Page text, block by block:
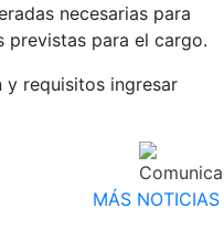
necesarias para
previstas para el cargo.
y requisitos ingresar
MÁS NOTICIAS